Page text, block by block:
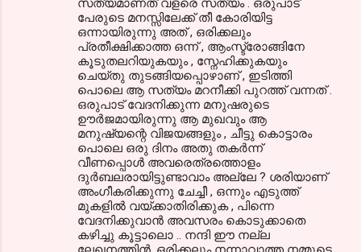
പേരുടെ മനസ്സിലേക്ക് തീ കോരിയിട്ട
ഒന്നായിരുന്നു അത് , ഒരിക്കലും
പ്രതീക്ഷിക്കാത്ത ഒന്ന് , ആംസ്ട്രോങ്ങിനേ
കൂടുതലറിയുകയും , സ്നേഹിക്കുകയും
ചെയ്തു തുടങ്ങിയപ്പൊഴാണ് , ഇടിത്തി
പൊലെ ആ സത്യം മറനീക്കി പുറത്ത് വന്നത് .
ഒരുപാട് വേദനിക്കുന്ന മനുഷരുടെ
ഊര്‍ജമായിരുന്നു ആ മുഖവും ആ
മനുഷ്യന്റെ വിജയങ്ങളും , ചീട്ടു കൊട്ടാരം
പൊലെ ഒരു ദിനം അതു തകര്‍ന്ന്
വീണപ്പൊള്‍ അവരെത്രത്തൊളം
ദുര്‍ബലരായിട്ടുണ്ടാവാം അല്ലേ ? ശരിയാണ്
അംഗീകരിക്കുന്നു ചേച്ചീ , ഒന്നും എടുത്ത്
മുകളില്‍ വയ്ക്കാതിരിക്കുക , പിന്നെ
വേദനിക്കുവാന്‍ അവസരം കൊടുക്കാതെ
കഴിച്ചു കൂട്ടാലൊ .. നന്ദി ഈ നല്ല